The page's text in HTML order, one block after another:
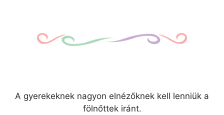
A gyerekeknek nagyon elnézőknek kell lenniük a
fölnőttek iránt.